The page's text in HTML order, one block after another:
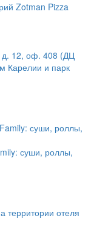
Zotman Pizza
Карелии и парк
суши, роллы,